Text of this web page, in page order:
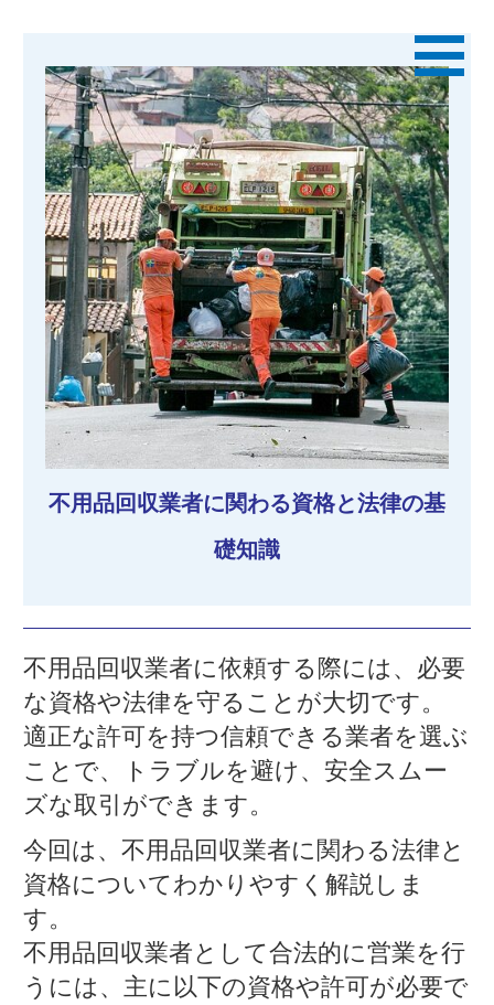
不用品回収業者に関わる資格と法律の基
礎知識
不用品回収業者に依頼する際には、必要
な資格や法律を守ることが大切です。
適正な許可を持つ信頼できる業者を選ぶ
ことで、トラブルを避け、安全スムー
ズな取引ができます。
今回は、不用品回収業者に関わる法律と
資格についてわかりやすく解説しま
す。
不用品回収業者として合法的に営業を行
うには、主に以下の資格や許可が必要で